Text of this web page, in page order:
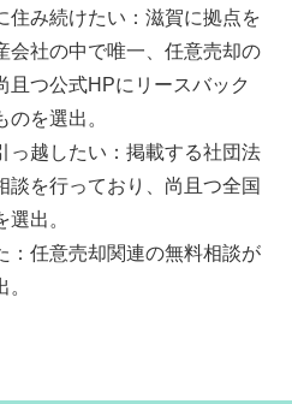
み続けたい：滋賀に拠点を
会社の中で唯一、任意売却の
且つ公式HPにリースバック
を選出。
越したい：掲載する社団法
談を行っており、尚且つ全国
出。
任意売却関連の無料相談が